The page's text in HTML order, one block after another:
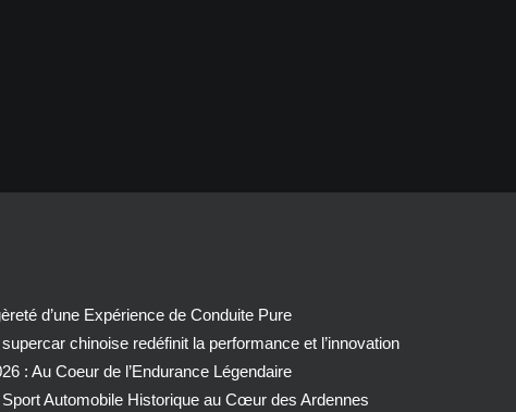
d’une Expérience de Conduite Pure
chinoise redéfinit la performance et l’innovation
: Au Coeur de l’Endurance Légendaire
Automobile Historique au Cœur des Ardennes